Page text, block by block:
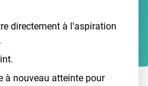
directement à l'aspiration
à nouveau atteinte pour